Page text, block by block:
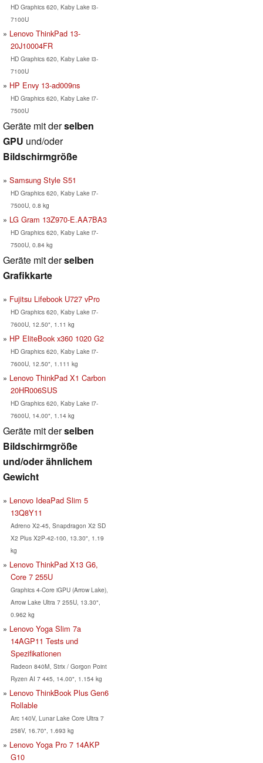
HD Graphics 620, Kaby Lake i3-
7100U
Lenovo ThinkPad 13-
20J10004FR
HD Graphics 620, Kaby Lake i3-
7100U
HP Envy 13-ad009ns
HD Graphics 620, Kaby Lake i7-
7500U
Geräte mit derselben
GPU und/oder
Bildschirmgröße
Samsung Style S51
HD Graphics 620, Kaby Lake i7-
7500U, 0.8 kg
LG Gram 13Z970-E.AA7BA3
HD Graphics 620, Kaby Lake i7-
7500U, 0.84 kg
Geräte mit derselben
Grafikkarte
Fujitsu Lifebook U727 vPro
HD Graphics 620, Kaby Lake i7-
7600U, 12.50", 1.11 kg
HP EliteBook x360 1020 G2
HD Graphics 620, Kaby Lake i7-
7600U, 12.50", 1.111 kg
Lenovo ThinkPad X1 Carbon
20HR006SUS
HD Graphics 620, Kaby Lake i7-
7600U, 14.00", 1.14 kg
Geräte mit derselben
Bildschirmgröße
und/oder ähnlichem
Gewicht
Lenovo IdeaPad Slim 5
13Q8Y11
Adreno X2-45, Snapdragon X2 SD
X2 Plus X2P-42-100, 13.30", 1.19
kg
Lenovo ThinkPad X13 G6,
Core 7 255U
Graphics 4-Core iGPU (Arrow Lake),
Arrow Lake Ultra 7 255U, 13.30",
0.962 kg
Lenovo Yoga Slim 7a
14AGP11 Tests und
Spezifikationen
Radeon 840M, Strix / Gorgon Point
Ryzen AI 7 445, 14.00", 1.154 kg
Lenovo ThinkBook Plus Gen6
Rollable
Arc 140V, Lunar Lake Core Ultra 7
258V, 16.70", 1.693 kg
Lenovo Yoga Pro 7 14AKP
G10